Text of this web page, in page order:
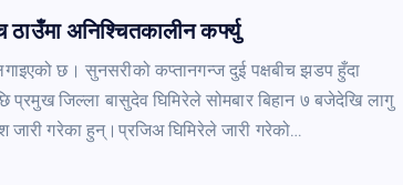
ठाउँमा अनिश्चितकालीन कर्फ्यु
छ। सुनसरीको कप्तानगन्ज दुई पक्षबीच झडप हुँदा
प्रमुख जिल्ला बासुदेव घिमिरेले सोमबार बिहान ७ बजेदेखि लागु
जारी गरेका हुन्।प्रजिअ घिमिरेले जारी गरेको…